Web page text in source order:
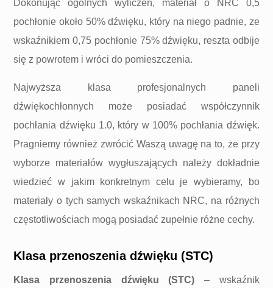
Dokonując ogólnych wyliczeń, materiał o NRC 0,5
pochłonie około 50% dźwięku, który na niego padnie, ze
wskaźnikiem 0,75 pochłonie 75% dźwięku, reszta odbije
się z powrotem i wróci do pomieszczenia.
Najwyższa klasa profesjonalnych paneli
dźwiękochłonnych może posiadać współczynnik
pochłania dźwięku 1.0, który w 100% pochłania dźwięk.
Pragniemy również zwrócić Waszą uwagę na to, że przy
wyborze materiałów wygłuszających należy dokładnie
wiedzieć w jakim konkretnym celu je wybieramy, bo
materiały o tych samych wskaźnikach NRC, na różnych
częstotliwościach mogą posiadać zupełnie różne cechy.
Klasa przenoszenia dźwięku (STC)
Klasa przenoszenia dźwięku (STC) – wskaźnik